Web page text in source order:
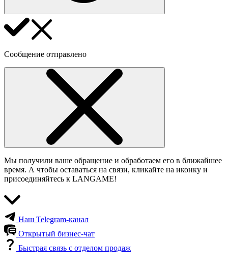
Сообщение отправлено
Мы получили ваше обращение и обработаем его в ближайшее
время. А чтобы оставаться на связи, кликайте на иконку и
присоединяйтесь к LANGAME!
Наш Telegram-канал
Открытый бизнес-чат
Быстрая связь с отделом продаж